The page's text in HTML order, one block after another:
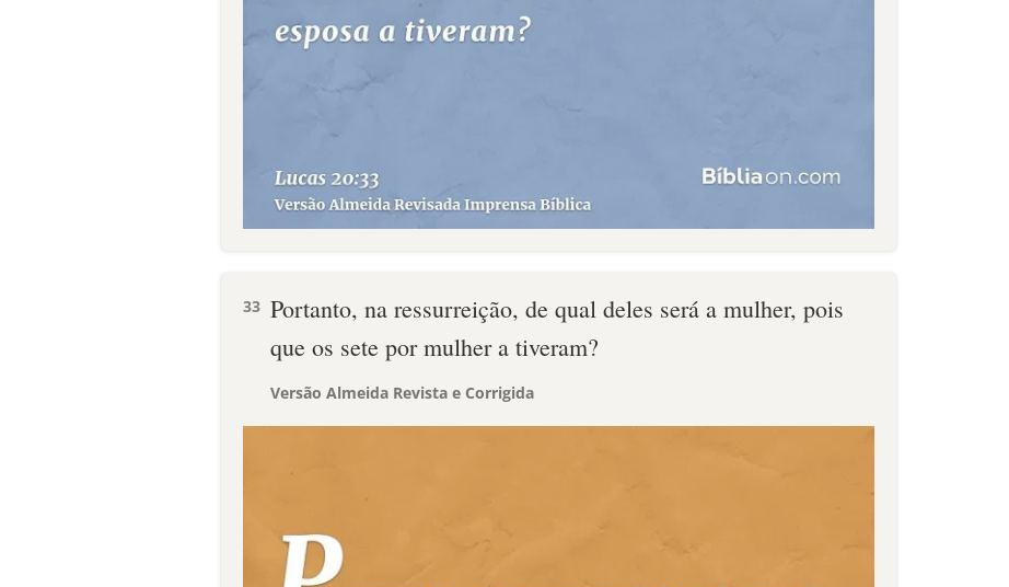
33 Portanto, na ressurreição, de qual deles será a mulher, pois
que os sete por mulher a tiveram?
Versão Almeida Revista e Corrigida